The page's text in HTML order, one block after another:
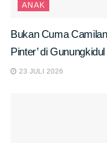
ANAK
Bukan Cuma
Pinter’ di
23 JULI 2026